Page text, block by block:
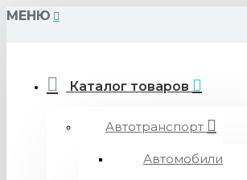
МЕНЮ
Каталог товаров
Автотранспорт
Автомобили